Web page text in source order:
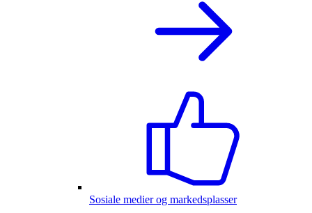
Sosiale medier og markedsplasser